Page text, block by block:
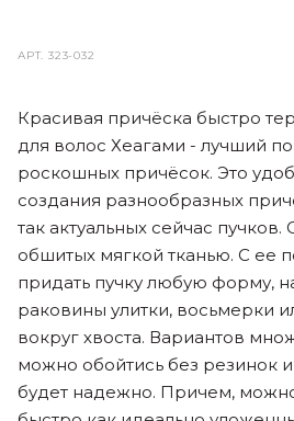
АРТ.323-032
Красивая причёска быстро
для волос Хеагами - лучший
роскошных причёсок. Это
создания разнообразных
так актуальных сейчас пучков.
обшитых мягкой тканью. С
придать пучку любую форму,
раковины улитки, восьмерки
вокруг хвоста. Вариантов
можно обойтись без резинок
будет надежно. Причем,